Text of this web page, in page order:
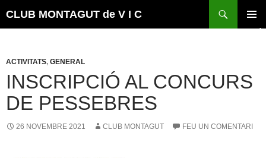
CLUB MONTAGUT de V I C
ACTIVITATS, GENERAL
INSCRIPCIÓ AL CONCURS
DE PESSEBRES
26 NOVEMBRE 2021 CLUB MONTAGUT FEU UN COMENTARI